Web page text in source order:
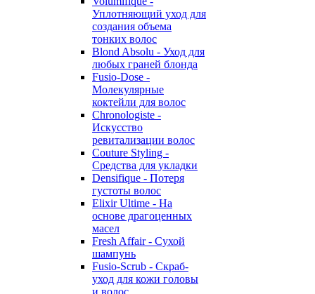
Уплотняющий уход для
создания объема
тонких волос
Blond Absolu - Уход для
любых граней блонда
Fusio-Dose -
Молекулярные
коктейли для волос
Chronologiste -
Искусство
ревитализации волос
Couture Styling -
Средства для укладки
Densifique - Потеря
густоты волос
Elixir Ultime - На
основе драгоценных
масел
Fresh Affair - Сухой
шампунь
Fusio-Scrub - Скраб-
уход для кожи головы
и волос